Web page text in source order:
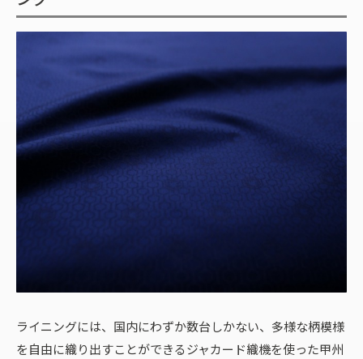
ライニングには、国内にわずか数台しかない、多様な柄模様
を自由に織り出すことができるジャカード織機を使った甲州